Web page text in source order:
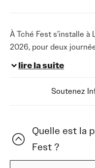
À Tché Fest s’installe
2026, pour deux
pouvoir et rassemble
puissants et
expérience musicale
programmation qui
premiers noms
donnent le ton : des
morceaux qui
contagieuse sur
lire la suite
Soutenez
Quelle est la
Fest ?